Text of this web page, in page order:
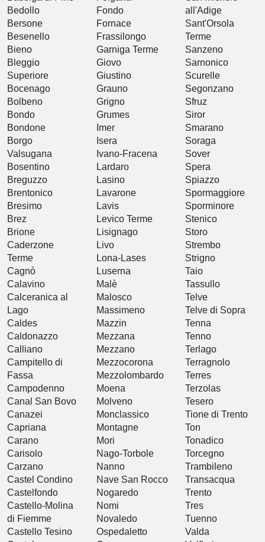
Bedollo
Bersone
Besenello
Bieno
Bleggio
Superiore
Bocenago
Bolbeno
Bondo
Bondone
Borgo
Valsugana
Bosentino
Breguzzo
Brentonico
Bresimo
Brez
Brione
Caderzone
Terme
Cagnò
Calavino
Calceranica al
Lago
Caldes
Caldonazzo
Calliano
Campitello di
Fassa
Campodenno
Canal San Bovo
Canazei
Capriana
Carano
Carisolo
Carzano
Castel Condino
Castelfondo
Castello-Molina
di Fiemme
Castello Tesino
Fondo
Fornace
Frassilongo
Garniga Terme
Giovo
Giustino
Grauno
Grigno
Grumes
Imer
Isera
Ivano-Fracena
Lardaro
Lasino
Lavarone
Lavis
Levico Terme
Lisignago
Livo
Lona-Lases
Luserna
Malè
Malosco
Massimeno
Mazzin
Mezzana
Mezzano
Mezzocorona
Mezzolombardo
Moena
Molveno
Monclassico
Montagne
Mori
Nago-Torbole
Nanno
Nave San Rocco
Nogaredo
Nomi
Novaledo
Ospedaletto
all'Adige
Sant'Orsola
Terme
Sanzeno
Sarnonico
Scurelle
Segonzano
Sfruz
Siror
Smarano
Soraga
Sover
Spera
Spiazzo
Spormaggiore
Sporminore
Stenico
Storo
Strembo
Strigno
Taio
Tassullo
Telve
Telve di Sopra
Tenna
Tenno
Terlago
Terragnolo
Terres
Terzolas
Tesero
Tione di Trento
Ton
Tonadico
Torcegno
Trambileno
Transacqua
Trento
Tres
Tuenno
Valda